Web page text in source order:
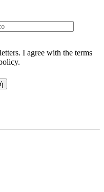
I agree with the terms